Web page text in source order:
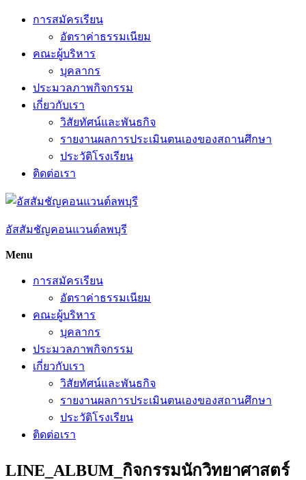
Skip
การสมัครเรียน
อัตราค่าธรรมเนียม
คณะผู้บริหาร
บุคลากร
ประมวลภาพกิจกรรม
เกี่ยวกับเรา
วิสัยทัศน์และพันธกิจ
รายงานผลการประเมินตนเองของสถานศึกษา
ประวัติโรงเรียน
ติดต่อเรา
อัสสัมชัญคอนแวนต์ลพบุรี
Menu
การสมัครเรียน
อัตราค่าธรรมเนียม
คณะผู้บริหาร
บุคลากร
ประมวลภาพกิจกรรม
เกี่ยวกับเรา
วิสัยทัศน์และพันธกิจ
รายงานผลการประเมินตนเองของสถานศึกษา
ประวัติโรงเรียน
ติดต่อเรา
LINE_ALBUM_กิจกรรมนักวิทยาศาสตร์